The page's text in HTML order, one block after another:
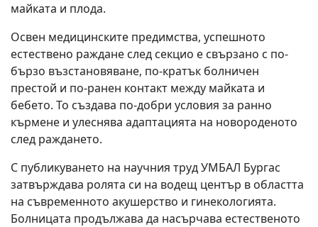
майката и плода.
Освен медицинските предимства, успешното
естествено раждане след секцио е свързано с по-
бързо възстановяване, по-кратък болничен
престой и по-ранен контакт между майката и
бебето. То създава по-добри условия за ранно
кърмене и улеснява адаптацията на новороденото
след раждането.
С публикуването на научния труд УМБАЛ Бургас
затвърждава ролята си на водещ център в областта
на съвременното акушерство и гинекологията.
Болницата продължава да насърчава естественото